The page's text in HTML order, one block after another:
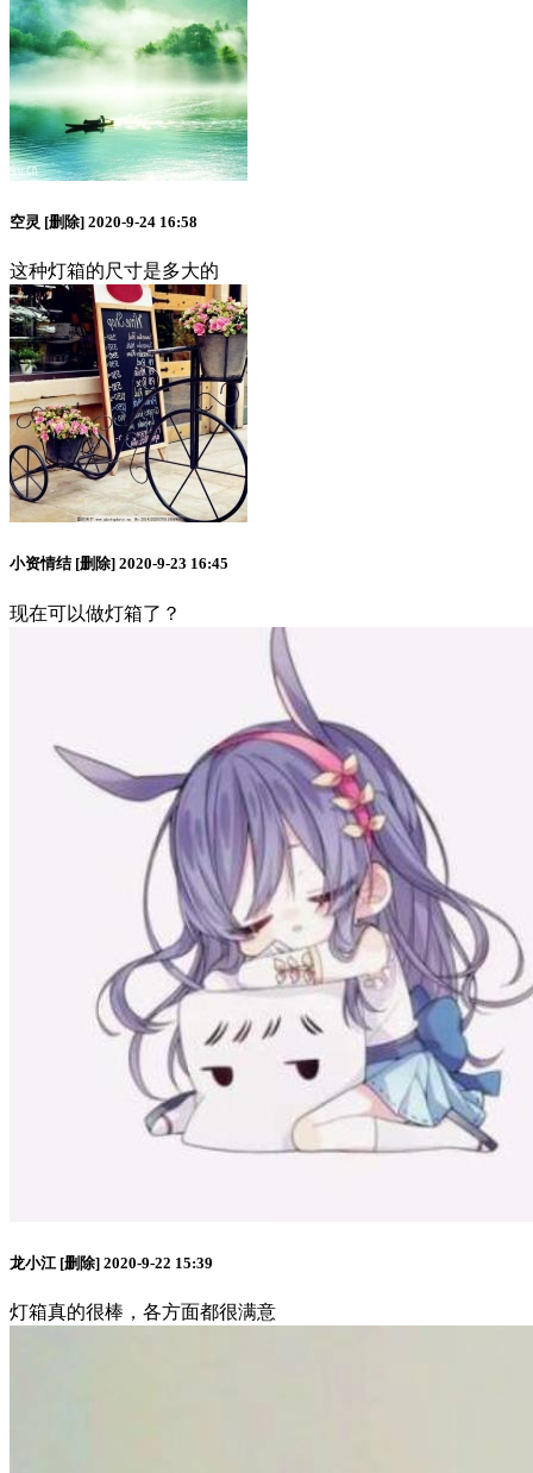
空灵 [删除] 2020-9-24 16:58
这种灯箱的尺寸是多大的
小资情结 [删除] 2020-9-23 16:45
现在可以做灯箱了？
龙小江 [删除] 2020-9-22 15:39
灯箱真的很棒，各方面都很满意